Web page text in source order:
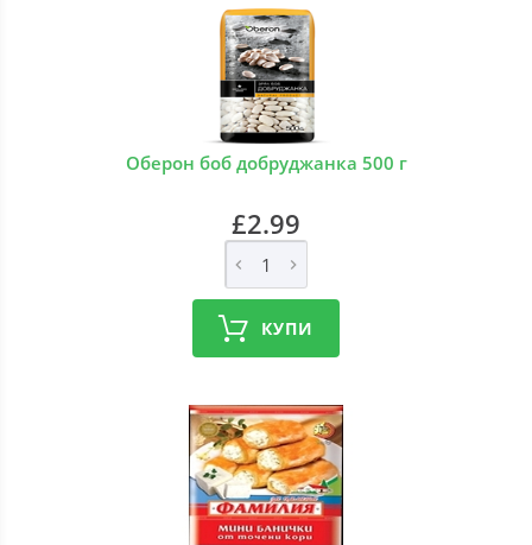
Оберон боб добруджанка 500 г
£2.99
КУПИ